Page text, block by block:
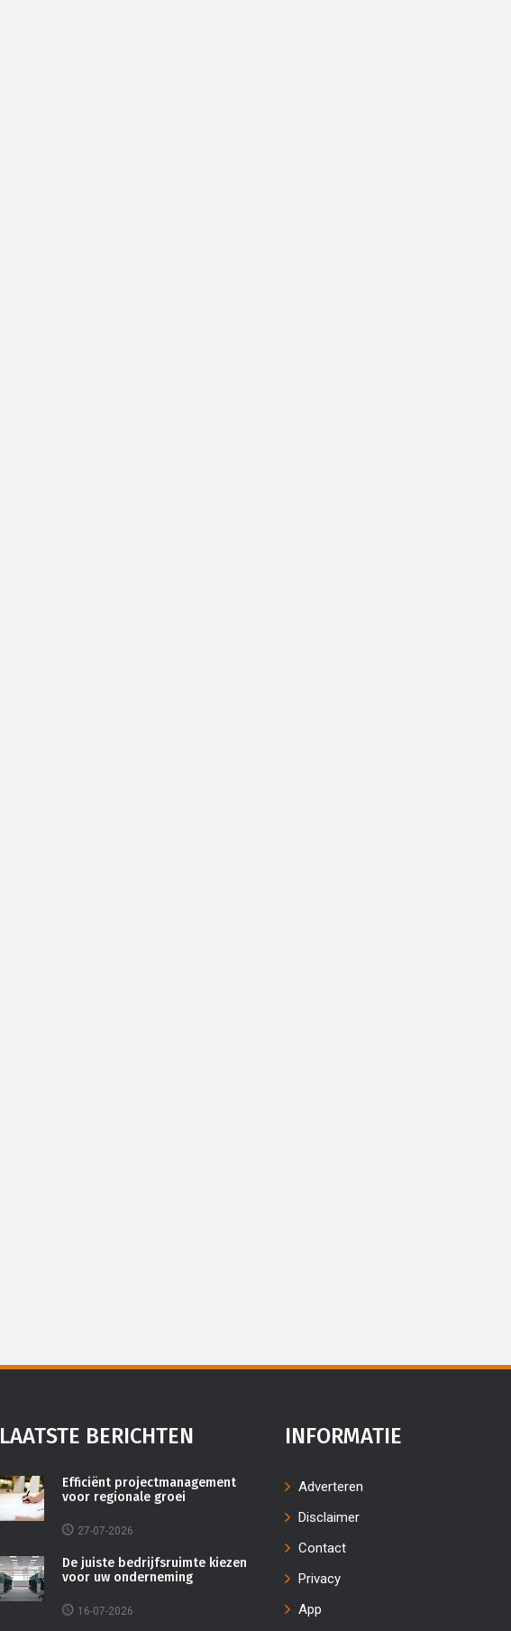
LAATSTE BERICHTEN
Efficiënt projectmanagement
voor regionale groei
27-07-2026
De juiste bedrijfsruimte kiezen
voor uw onderneming
16-07-2026
INFORMATIE
Adverteren
Disclaimer
Contact
Privacy
App